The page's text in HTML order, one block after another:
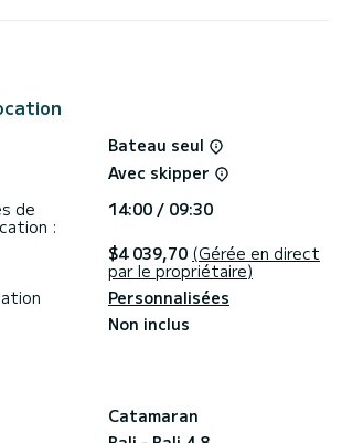
extraordinaires sur les eaux de
Honour dispose de 3 toilettes avec
suivants : Pilote automatique,
électrique, Lave-vaisselle.
à faire une demande de devis
nous vous recontacterons
Bateau seul
Avec skipper
de
:
14:00 / 09:30
$4 039,70 (Gérée en direct
par le propriétaire)
Personnalisées
Non inclus
Catamaran